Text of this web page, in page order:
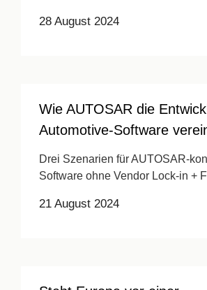
28 August 2024
Wie AUTOSAR die
Automotive-Software
Drei Szenarien für AUTOSAR-
Software ohne Vendor Lock-in +
21 August 2024